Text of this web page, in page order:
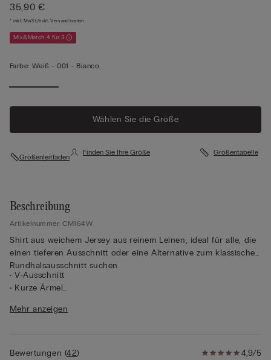
35,90 €
* inkl. MwSt./exkl. Versandkosten
Mix&Match 4 für 3
Farbe: Weiß -001 - Bianco
Wählen Sie die Größe
Größenleitfaden
Finden Sie Ihre Größe Größentabelle
Beschreibung
Artikelnummer: CM164W
Shirt aus weichem Jersey aus reinem Leinen, ideal für alle, die
einen tieferen Ausschnitt oder eine Alternative zum klassischen
Rundhalsausschnitt suchen.
• V-Ausschnitt
• Kurze Ärmel
• Weich fallende Passform
Mehr anzeigen
4,9/5
Bewertungen (42)